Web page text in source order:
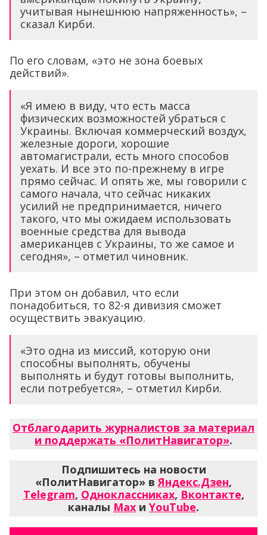
учитывая нынешнюю напряженность», –
сказал Кирби.
По его словам, «это не зона боевых
действий».
«Я имею в виду, что есть масса
физических возможностей убраться с
Украины. Включая коммерческий воздух,
железные дороги, хорошие
автомагистрали, есть много способов
уехать. И все это по-прежнему в игре
прямо сейчас. И опять же, мы говорили с
самого начала, что сейчас никаких
усилий не предпринимается, ничего
такого, что мы ожидаем использовать
военные средства для вывода
американцев с Украины, то же самое и
сегодня», – отметил чиновник.
При этом он добавил, что если
понадобиться, то 82-я дивизия сможет
осуществить эвакуацию.
«Это одна из миссий, которую они
способны выполнять, обучены
выполнять и будут готовы выполнить,
если потребуется», – отметил Кирби.
Отблагодарить журналистов за материал
и поддержать «ПолитНавигатор».
Подпишитесь на новости
«ПолитНавигатор» вЯндекс.Дзен,
Telegram, Одноклассниках, Вконтакте,
каналы Max и YouTube.